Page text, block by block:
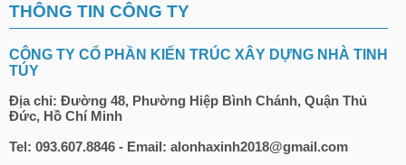
THÔNG TIN CÔNG TY
CÔNG TY CỔ PHẦN KIẾN TRÚC XÂY DỰNG NHÀ TINH
TÚY
Địa chỉ: Đường 48, Phường Hiệp Bình Chánh, Quận Thủ
Đức, Hồ Chí Minh
Tel: 093.607.8846 - Email: alonhaxinh2018@gmail.com